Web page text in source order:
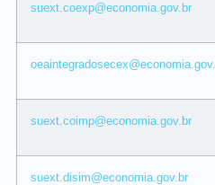
suext.coexp@economia.gov.br
suext.coimp@economia.gov.br
suext.disim@economia.gov.br